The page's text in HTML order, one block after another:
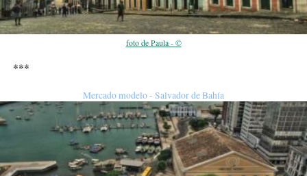
foto de Paula - ©
***
Mercado modelo - Salvador de Bahía